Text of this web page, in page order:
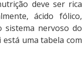
deve ser rica
ácido fólico,
sistema nervoso do
está uma tabela com